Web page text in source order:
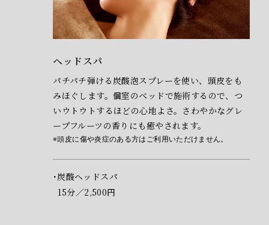
ヘッドスパ
パチパチ弾ける炭酸泡スプレーを使い、頭皮をも
みほぐします。個室のベッドで施術するので、つ
いウトウトするほどの心地よさ。さわやかなグレ
ープフルーツの香りにも癒やされます。
頭皮に傷や炎症のある方はご利用いただけません。
炭酸ヘッドスパ
15分／2,500円